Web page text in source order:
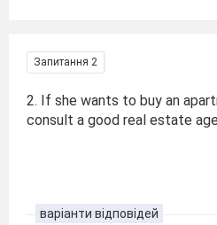
Запитання 2
2. If she wants to buy an
consult a good real estate
варіанти відповідей